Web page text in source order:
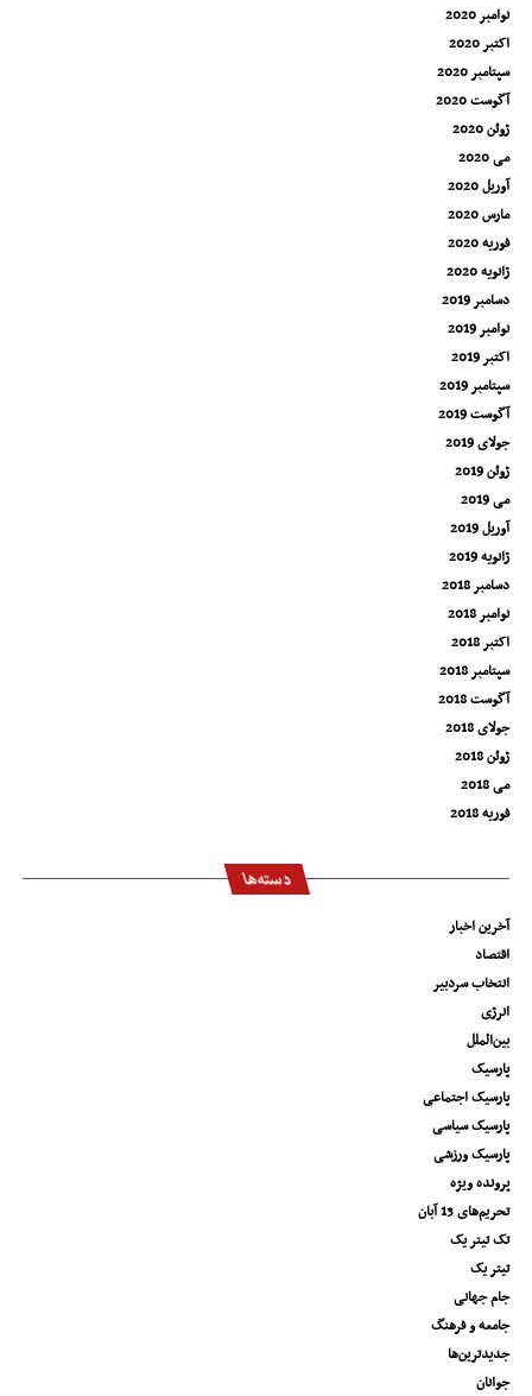
نوامبر 2020
اکتبر 2020
سپتامبر 2020
آگوست 2020
ژوئن 2020
می 2020
آوریل 2020
مارس 2020
فوریه 2020
ژانویه 2020
دسامبر 2019
نوامبر 2019
اکتبر 2019
سپتامبر 2019
آگوست 2019
جولای 2019
ژوئن 2019
می 2019
آوریل 2019
ژانویه 2019
دسامبر 2018
نوامبر 2018
اکتبر 2018
سپتامبر 2018
آگوست 2018
جولای 2018
ژوئن 2018
می 2018
فوریه 2018
دسته‌ها
آخرین اخبار
اقتصاد
انتخاب سردبیر
انرژی
بین‌الملل
پارسیک
پارسیک اجتماعی
پارسیک سیاسی
پارسیک ورزشی
پرونده ویژه
تحریم‌های 13 آبان
تک تیتر یک
تیتر یک
جام جهانی
جامعه و فرهنگ
جدیدترین‌ها
جوانان